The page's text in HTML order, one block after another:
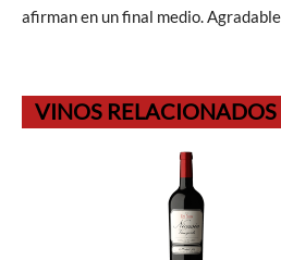
afirman en un final medio.
VINOS RELACIONADOS